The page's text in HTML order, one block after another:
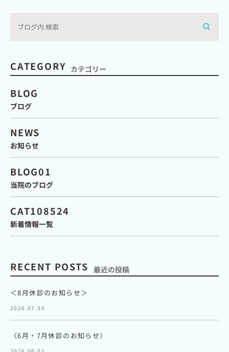
CATEGORY カテゴリー
BLOG
ブログ
NEWS
お知らせ
BLOG01
当院のブログ
CAT108524
新着情報一覧
RECENT POSTS 最近の投稿
＜8月休診のお知らせ＞
2026.07.30
〈6月・7月休診のお知らせ〉